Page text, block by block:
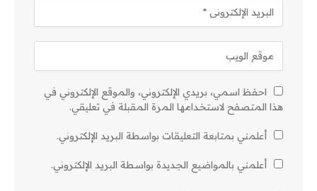
احفظ اسمي، بريدي الإلكتروني، والموقع الإلكتروني في
هذا المتصفح لاستخدامها المرة المقبلة في تعليقي.
أعلمني بمتابعة التعليقات بواسطة البريد الإلكتروني.
أعلمني بالمواضيع الجديدة بواسطة البريد الإلكتروني.